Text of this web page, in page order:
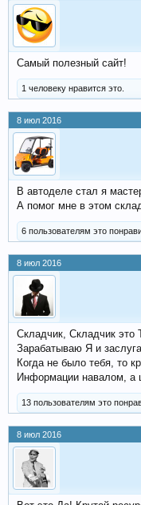
Самый полезный сайт!
1 человеку нравится это.
8 июл 2016
В автоделе стал я
А помог мне в этом
6 пользователям это
8 июл 2016
Складчик, Складчик
Зарабатываю Я и
Когда не было тебя, то
Информации навалом, а
13 пользователям это
8 июл 2016